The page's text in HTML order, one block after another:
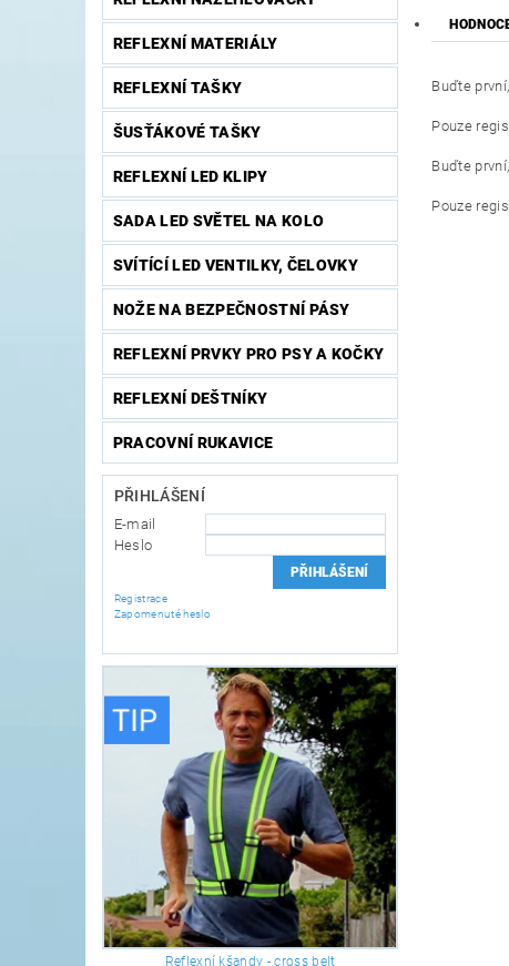
REFLEXNÍ MATERIÁLY
REFLEXNÍ TAŠKY
ŠUSŤÁKOVÉ TAŠKY
REFLEXNÍ LED KLIPY
SADA LED SVĚTEL NA KOLO
SVÍTÍCÍ LED VENTILKY, ČELOVKY
NOŽE NA BEZPEČNOSTNÍ PÁSY
REFLEXNÍ PRVKY PRO PSY A KOČKY
REFLEXNÍ DEŠTNÍKY
PRACOVNÍ RUKAVICE
PŘIHLÁŠENÍ
E-mail
Heslo
Registrace
Zapomenuté heslo
Reflexní kšandy - cross belt
Buďte
Pouze
Buďte
Pouze